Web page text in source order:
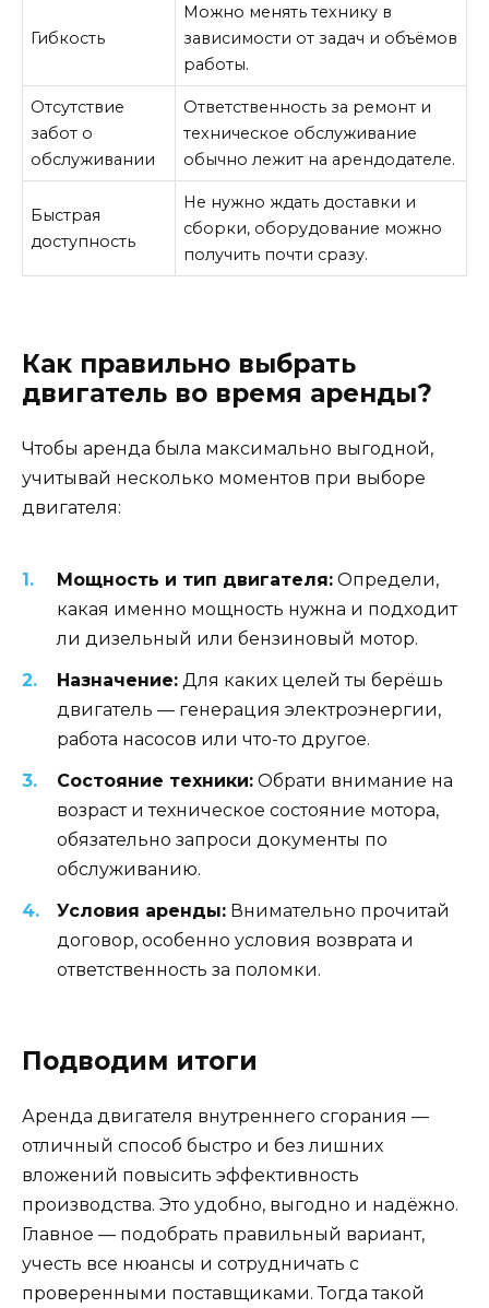
Гибкость
Можно менять технику в
зависимости от задач и объёмов
работы.
Отсутствие
забот о
обслуживании
Ответственность за ремонт и
техническое обслуживание
обычно лежит на арендодателе.
Быстрая
доступность
Не нужно ждать доставки и
сборки, оборудование можно
получить почти сразу.
Как правильно выбрать
двигатель во время аренды?
Чтобы аренда была максимально выгодной,
учитывай несколько моментов при выборе
двигателя:
Мощность и тип двигателя: Определи,
какая именно мощность нужна и подходит
ли дизельный или бензиновый мотор.
Назначение: Для каких целей ты берёшь
двигатель — генерация электроэнергии,
работа насосов или что-то другое.
Состояние техники: Обрати внимание на
возраст и техническое состояние мотора,
обязательно запроси документы по
обслуживанию.
Условия аренды: Внимательно прочитай
договор, особенно условия возврата и
ответственность за поломки.
Подводим итоги
Аренда двигателя внутреннего сгорания —
отличный способ быстро и без лишних
вложений повысить эффективность
производства. Это удобно, выгодно и надёжно.
Главное — подобрать правильный вариант,
учесть все нюансы и сотрудничать с
проверенными поставщиками. Тогда такой